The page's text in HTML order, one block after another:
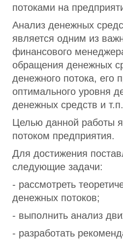
потоками на
Анализ денежных
является одним из
финансового
обращения денежных
денежного потока, его
оптимального уровня
денежных средств и т.п.
Целью данной работы
потоком предприятия.
Для достижения
следующие задачи:
- рассмотреть
денежных потоков;
- выполнить анализ
- разработать